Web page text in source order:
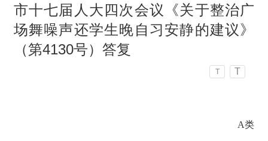
市十七届人大四次会议《关于整治广
场舞噪声还学生晚自习安静的建议》
（第4130号）答复
T T
A类